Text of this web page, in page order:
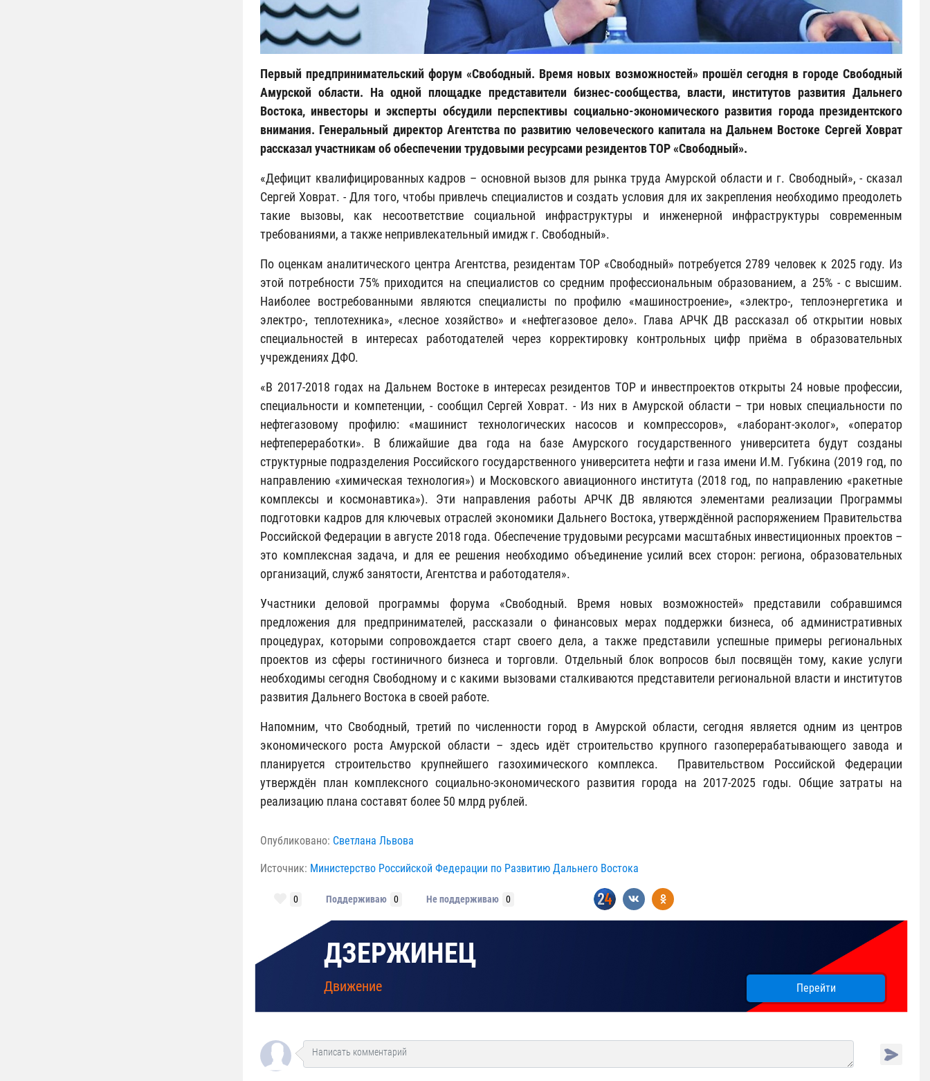
Первый предпринимательский форум «Свободный. Время новых возможностей» прошёл сегодня в городе Свободный
Амурской области. На одной площадке представители бизнес-сообщества, власти, институтов развития Дальнего
Востока, инвесторы и эксперты обсудили перспективы социально-экономического развития города президентского
внимания. Генеральный директор Агентства по развитию человеческого капитала на Дальнем Востоке Сергей Ховрат
рассказал участникам об обеспечении трудовыми ресурсами резидентов ТОР «Свободный».
«Дефицит квалифицированных кадров – основной вызов для рынка труда Амурской области и г. Свободный», - сказал
Сергей Ховрат. - Для того, чтобы привлечь специалистов и создать условия для их закрепления необходимо преодолеть
такие вызовы, как несоответствие социальной инфраструктуры и инженерной инфраструктуры современным
требованиями, а также непривлекательный имидж г. Свободный».
По оценкам аналитического центра Агентства, резидентам ТОР «Свободный» потребуется 2789 человек к 2025 году. Из
этой потребности 75% приходится на специалистов со средним профессиональным образованием, а 25% - с высшим.
Наиболее востребованными являются специалисты по профилю «машиностроение», «электро-, теплоэнергетика и
электро-, теплотехника», «лесное хозяйство» и «нефтегазовое дело». Глава АРЧК ДВ рассказал об открытии новых
специальностей в интересах работодателей через корректировку контрольных цифр приёма в образовательных
учреждениях ДФО.
«В 2017-2018 годах на Дальнем Востоке в интересах резидентов ТОР и инвестпроектов открыты 24 новые профессии,
специальности и компетенции, - сообщил Сергей Ховрат. - Из них в Амурской области – три новых специальности по
нефтегазовому профилю: «машинист технологических насосов и компрессоров», «лаборант-эколог», «оператор
нефтепереработки». В ближайшие два года на базе Амурского государственного университета будут созданы
структурные подразделения Российского государственного университета нефти и газа имени И.М. Губкина (2019 год, по
направлению «химическая технология») и Московского авиационного института (2018 год, по направлению «ракетные
комплексы и космонавтика»). Эти направления работы АРЧК ДВ являются элементами реализации Программы
подготовки кадров для ключевых отраслей экономики Дальнего Востока, утверждённой распоряжением Правительства
Российской Федерации в августе 2018 года. Обеспечение трудовыми ресурсами масштабных инвестиционных проектов –
это комплексная задача, и для ее решения необходимо объединение усилий всех сторон: региона, образовательных
организаций, служб занятости, Агентства и работодателя».
Участники деловой программы форума «Свободный. Время новых возможностей» представили собравшимся
предложения для предпринимателей, рассказали о финансовых мерах поддержки бизнеса, об административных
процедурах, которыми сопровождается старт своего дела, а также представили успешные примеры региональных
проектов из сферы гостиничного бизнеса и торговли. Отдельный блок вопросов был посвящён тому, какие услуги
необходимы сегодня Свободному и с какими вызовами сталкиваются представители региональной власти и институтов
развития Дальнего Востока в своей работе.
Напомним, что Свободный, третий по численности город в Амурской области, сегодня является одним из центров
экономического роста Амурской области – здесь идёт строительство крупного газоперерабатывающего завода и
планируется строительство крупнейшего газохимического комплекса. Правительством Российской Федерации
утверждён план комплексного социально-экономического развития города на 2017-2025 годы. Общие затраты на
реализацию плана составят более 50 млрд рублей.
Опубликовано: Светлана Львова
Источник: Министерство Российской Федерации по Развитию Дальнего Востока
0 Поддерживаю 0 Не поддерживаю 0
ДЗЕРЖИНЕЦ
Движение Перейти